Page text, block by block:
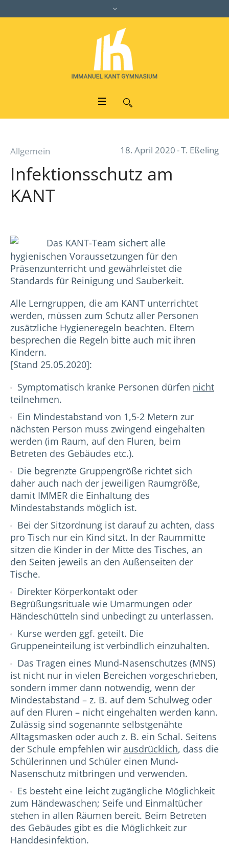
18. April 2020 T. Eßeling
Allgemein
Infektionsschutz am
KANT
Das KANT-Team sichert alle
hygienischen Voraussetzungen für den
Präsenzunterricht und gewährleistet die
Standards für Reinigung und Sauberkeit.
Alle Lerngruppen, die am KANT unterrichtet
werden, müssen zum Schutz aller Personen
zusätzliche Hygieneregeln beachten. Eltern
besprechen die Regeln bitte auch mit ihren
Kindern.
[Stand 25.05.2020]:
Symptomatisch kranke Personen dürfen nicht
teilnehmen.
Ein Mindestabstand von 1,5-2 Metern zur
nächsten Person muss zwingend eingehalten
werden (im Raum, auf den Fluren, beim
Betreten des Gebäudes etc.).
Die begrenzte Gruppengröße richtet sich
daher auch nach der jeweiligen Raumgröße,
damit IMMER die Einhaltung des
Mindestabstands möglich ist.
Bei der Sitzordnung ist darauf zu achten, dass
pro Tisch nur ein Kind sitzt. In der Raummitte
sitzen die Kinder in der Mitte des Tisches, an
den Seiten jeweils an den Außenseiten der
Tische.
Direkter Körperkontakt oder
Begrüßungsrituale wie Umarmungen oder
Händeschütteln sind unbedingt zu unterlassen.
Kurse werden ggf. geteilt. Die
Gruppeneinteilung ist verbindlich einzuhalten.
Das Tragen eines Mund-Nasenschutzes (MNS)
ist nicht nur in vielen Bereichen vorgeschrieben,
sondern immer dann notwendig, wenn der
Mindestabstand – z. B. auf dem Schulweg oder
auf den Fluren – nicht eingehalten werden kann.
Zulässig sind sogenannte selbstgenähte
Alltagsmasken oder auch z. B. ein Schal. Seitens
der Schule empfehlen wir ausdrücklich, dass die
Schülerinnen und Schüler einen Mund-
Nasenschutz mitbringen und verwenden.
Es besteht eine leicht zugängliche Möglichkeit
zum Händewaschen; Seife und Einmaltücher
stehen in allen Räumen bereit. Beim Betreten
des Gebäudes gibt es die Möglichkeit zur
Handdesinfektion.